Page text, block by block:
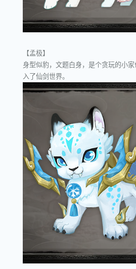
【孟极】
身型似豹，文题白身，是个贪玩的小
入了仙剑世界。